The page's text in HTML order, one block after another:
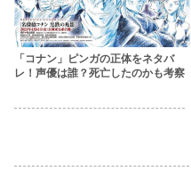
「コナン」ピンガの正体をネタバ
レ！声優は誰？死亡したのかも考察